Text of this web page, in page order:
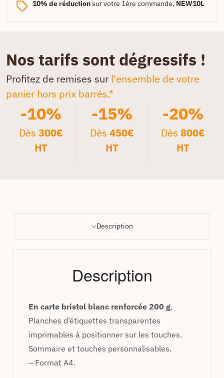
10% de réductionsur votre 1ère commande, NEW10L
Nos tarifs sont dégressifs !
Profitez de remises sur l'ensemble de votre
panier hors prix barrés.*
-10%
Dès300€
HT
-15%
Dès 450€
HT
-20%
Dès 800€
HT
Description
Description
En carte bristol blanc renforcée 200 g.
Planches d’étiquettes transparentes
imprimables à positionner sur les touches.
Sommaire et touches personnalisables.
– Format A4.